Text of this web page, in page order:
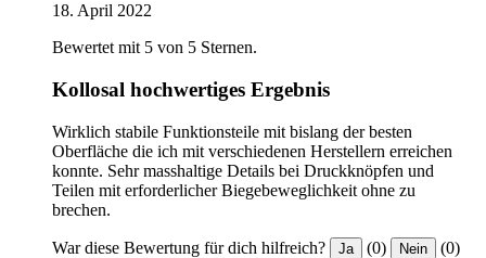
18. April 2022
Bewertet mit 5 von 5 Sternen.
Kollosal hochwertiges Ergebnis
Wirklich stabile Funktionsteile mit bislang der besten
Oberfläche die ich mit verschiedenen Herstellern erreichen
konnte. Sehr masshaltige Details bei Druckknöpfen und
Teilen mit erforderlicher Biegebeweglichkeit ohne zu
brechen.
War diese Bewertung für dich hilfreich? Ja (0) Nein (0)